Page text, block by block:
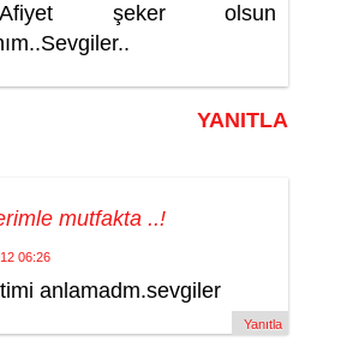
Afiyet şeker olsun
YANITLA
mutfakta ..!
06:26
anlamadm.sevgiler
Yanıtla